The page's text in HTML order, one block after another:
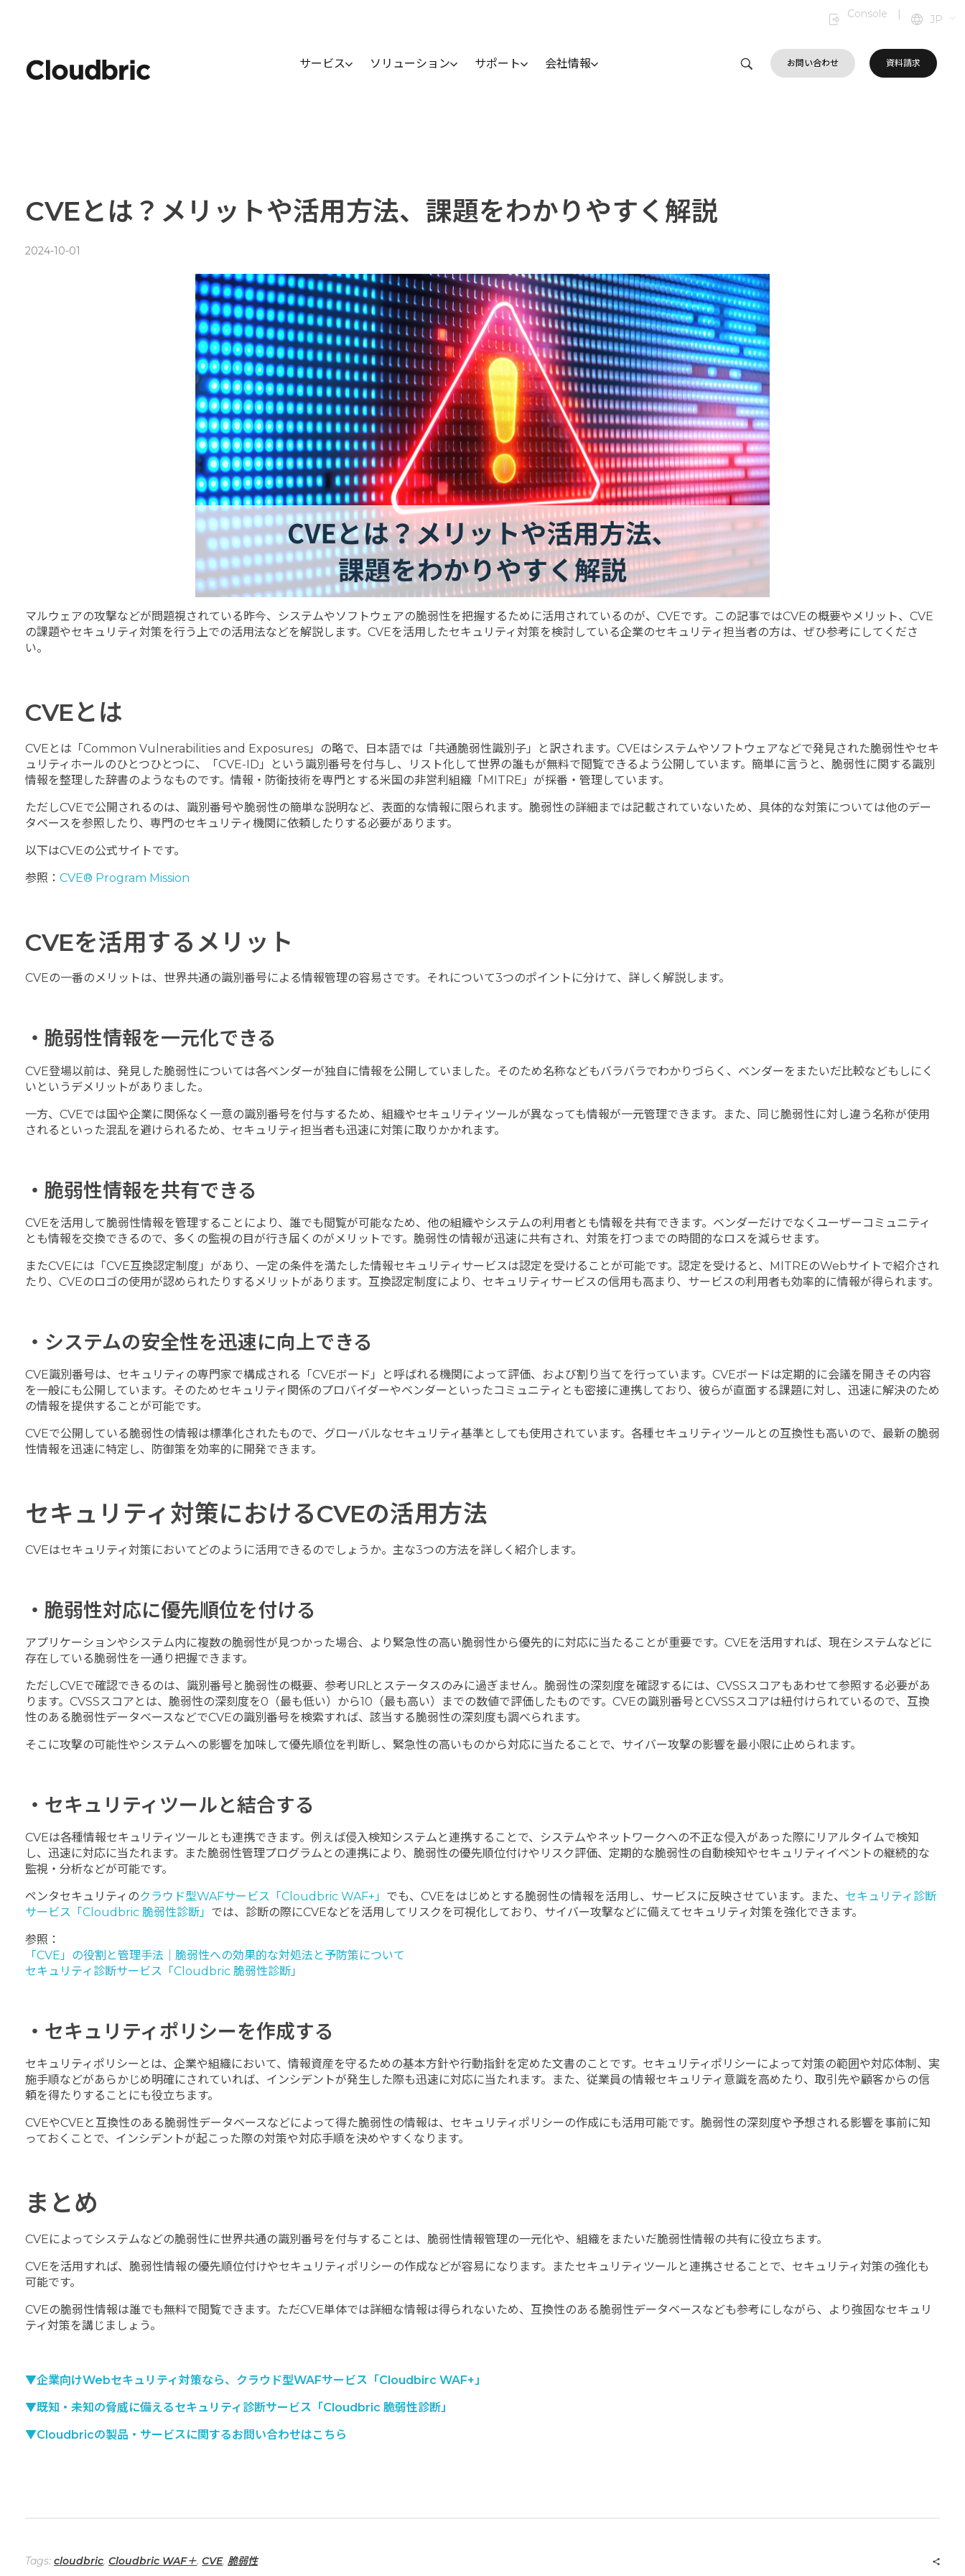
Console | JP
サービス ソリューション サポート 会社情報 お問い合わせ 資料請求
CVEとは？メリットや活用方法、課題をわかりやすく解説
2024-10-01
マルウェアの攻撃などが問題視されている昨今、システムやソフトウェアの脆弱性を把握するために活用されているのが、CVEです。この記事ではCVEの概要やメリット、CVE
の課題やセキュリティ対策を行う上での活用法などを解説します。CVEを活用したセキュリティ対策を検討している企業のセキュリティ担当者の方は、ぜひ参考にしてくださ
い。
CVEとは
CVEとは「Common Vulnerabilities and Exposures」の略で、日本語では「共通脆弱性識別子」と訳されます。CVEはシステムやソフトウェアなどで発見された脆弱性やセキ
ュリティホールのひとつひとつに、「CVE-ID」という識別番号を付与し、リスト化して世界の誰もが無料で閲覧できるよう公開しています。簡単に言うと、脆弱性に関する識別
情報を整理した辞書のようなものです。情報・防衛技術を専門とする米国の非営利組織「MITRE」が採番・管理しています。
ただしCVEで公開されるのは、識別番号や脆弱性の簡単な説明など、表面的な情報に限られます。脆弱性の詳細までは記載されていないため、具体的な対策については他のデー
タベースを参照したり、専門のセキュリティ機関に依頼したりする必要があります。
以下はCVEの公式サイトです。
参照： CVE® Program Mission
CVEを活用するメリット
CVEの一番のメリットは、世界共通の識別番号による情報管理の容易さです。それについて3つのポイントに分けて、詳しく解説します。
・脆弱性情報を一元化できる
CVE登場以前は、発見した脆弱性については各ベンダーが独自に情報を公開していました。そのため名称などもバラバラでわかりづらく、ベンダーをまたいだ比較などもしにく
いというデメリットがありました。
一方、CVEでは国や企業に関係なく一意の識別番号を付与するため、組織やセキュリティツールが異なっても情報が一元管理できます。また、同じ脆弱性に対し違う名称が使用
されるといった混乱を避けられるため、セキュリティ担当者も迅速に対策に取りかかれます。
・脆弱性情報を共有できる
CVEを活用して脆弱性情報を管理することにより、誰でも閲覧が可能なため、他の組織やシステムの利用者とも情報を共有できます。ベンダーだけでなくユーザーコミュニティ
とも情報を交換できるので、多くの監視の目が行き届くのがメリットです。脆弱性の情報が迅速に共有され、対策を打つまでの時間的なロスを減らせます。
またCVEには「CVE互換認定制度」があり、一定の条件を満たした情報セキュリティサービスは認定を受けることが可能です。認定を受けると、MITREのWebサイトで紹介され
たり、CVEのロゴの使用が認められたりするメリットがあります。互換認定制度により、セキュリティサービスの信用も高まり、サービスの利用者も効率的に情報が得られます。
・システムの安全性を迅速に向上できる
CVE識別番号は、セキュリティの専門家で構成される「CVEボード」と呼ばれる機関によって評価、および割り当てを行っています。CVEボードは定期的に会議を開きその内容
を一般にも公開しています。そのためセキュリティ関係のプロバイダーやベンダーといったコミュニティとも密接に連携しており、彼らが直面する課題に対し、迅速に解決のため
の情報を提供することが可能です。
CVEで公開している脆弱性の情報は標準化されたもので、グローバルなセキュリティ基準としても使用されています。各種セキュリティツールとの互換性も高いので、最新の脆弱
性情報を迅速に特定し、防御策を効率的に開発できます。
セキュリティ対策におけるCVEの活用方法
CVEはセキュリティ対策においてどのように活用できるのでしょうか。主な3つの方法を詳しく紹介します。
・脆弱性対応に優先順位を付ける
アプリケーションやシステム内に複数の脆弱性が見つかった場合、より緊急性の高い脆弱性から優先的に対応に当たることが重要です。CVEを活用すれば、現在システムなどに
存在している脆弱性を一通り把握できます。
ただしCVEで確認できるのは、識別番号と脆弱性の概要、参考URLとステータスのみに過ぎません。脆弱性の深刻度を確認するには、CVSSスコアもあわせて参照する必要があ
ります。CVSSスコアとは、脆弱性の深刻度を0（最も低い）から10（最も高い）までの数値で評価したものです。CVEの識別番号とCVSSスコアは紐付けられているので、互換
性のある脆弱性データベースなどでCVEの識別番号を検索すれば、該当する脆弱性の深刻度も調べられます。
そこに攻撃の可能性やシステムへの影響を加味して優先順位を判断し、緊急性の高いものから対応に当たることで、サイバー攻撃の影響を最小限に止められます。
・セキュリティツールと結合する
CVEは各種情報セキュリティツールとも連携できます。例えば侵入検知システムと連携することで、システムやネットワークへの不正な侵入があった際にリアルタイムで検知
し、迅速に対応に当たれます。また脆弱性管理プログラムとの連携により、脆弱性の優先順位付けやリスク評価、定期的な脆弱性の自動検知やセキュリティイベントの継続的な
監視・分析などが可能です。
ペンタセキュリティのクラウド型WAFサービス「Cloudbric WAF+」 でも、CVEをはじめとする脆弱性の情報を活用し、サービスに反映させています。また、 セキュリティ診断
サービス「Cloudbric 脆弱性診断」 では、診断の際にCVEなどを活用してリスクを可視化しており、サイバー攻撃などに備えてセキュリティ対策を強化できます。
参照：
「CVE」の役割と管理手法｜脆弱性への効果的な対処法と予防策について
セキュリティ診断サービス「Cloudbric 脆弱性診断」
・セキュリティポリシーを作成する
セキュリティポリシーとは、企業や組織において、情報資産を守るための基本方針や行動指針を定めた文書のことです。セキュリティポリシーによって対策の範囲や対応体制、実
施手順などがあらかじめ明確にされていれば、インシデントが発生した際も迅速に対応に当たれます。また、従業員の情報セキュリティ意識を高めたり、取引先や顧客からの信
頼を得たりすることにも役立ちます。
CVEやCVEと互換性のある脆弱性データベースなどによって得た脆弱性の情報は、セキュリティポリシーの作成にも活用可能です。脆弱性の深刻度や予想される影響を事前に知
っておくことで、インシデントが起こった際の対策や対応手順を決めやすくなります。
まとめ
CVEによってシステムなどの脆弱性に世界共通の識別番号を付与することは、脆弱性情報管理の一元化や、組織をまたいだ脆弱性情報の共有に役立ちます。
CVEを活用すれば、脆弱性情報の優先順位付けやセキュリティポリシーの作成などが容易になります。またセキュリティツールと連携させることで、セキュリティ対策の強化も
可能です。
CVEの脆弱性情報は誰でも無料で閲覧できます。ただCVE単体では詳細な情報は得られないため、互換性のある脆弱性データベースなども参考にしながら、より強固なセキュリ
ティ対策を講じましょう。
▼企業向けWebセキュリティ対策なら、クラウド型WAFサービス「Cloudbirc WAF+」
▼既知・未知の脅威に備えるセキュリティ診断サービス「Cloudbric 脆弱性診断」
▼Cloudbricの製品・サービスに関するお問い合わせはこちら
Tags: cloudbric, Cloudbric WAF＋, CVE, 脆弱性